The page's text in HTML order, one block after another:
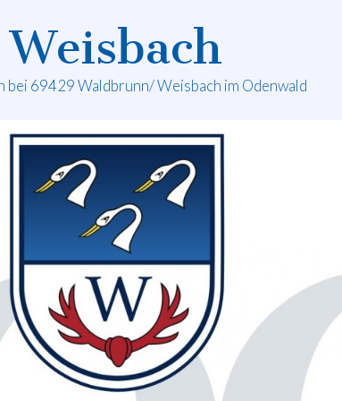
Weisbach
bei 69429 Waldbrunn/ Weisbach im Odenwald